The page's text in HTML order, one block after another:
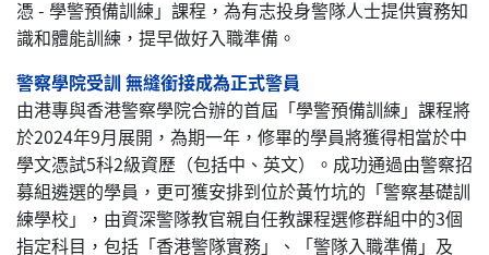
憑 - 學警預備訓練」課程，為有志投身警隊人士提供實務知
識和體能訓練，提早做好入職準備。
警察學院受訓 無縫銜接成為正式警員
由港專與香港警察學院合辦的首屆「學警預備訓練」課程將
於2024年9月展開，為期一年，修畢的學員將獲得相當於中
學文憑試5科2級資歷（包括中、英文）。成功通過由警察招
募組遴選的學員，更可獲安排到位於黃竹坑的「警察基礎訓
練學校」，由資深警隊教官親自任教課程選修群組中的3個
指定科目，包括「香港警隊實務」、「警隊入職準備」及